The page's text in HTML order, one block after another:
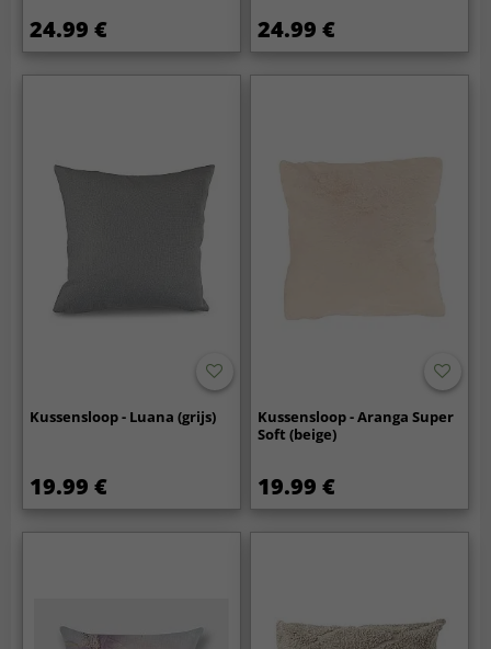
24.99 € 24.99 €
Kussensloop - Luana (grijs)
19.99 €
Kussensloop - Aranga Super
Soft (beige)
19.99 €